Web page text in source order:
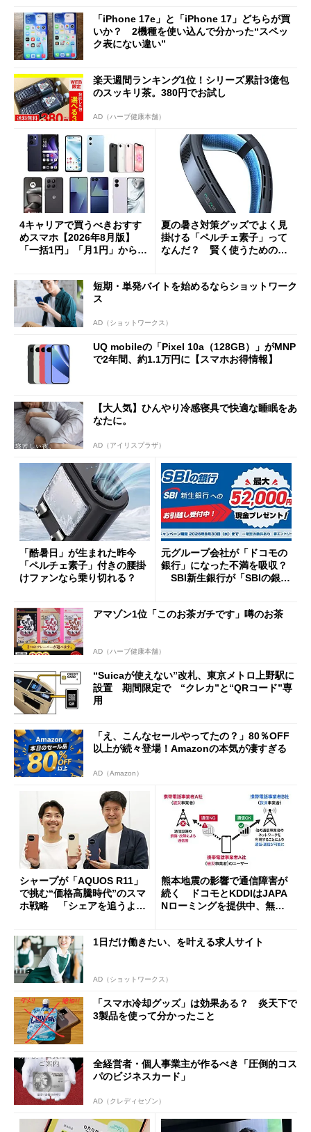
「iPhone 17e」と「iPhone 17」どちらが買
いか？ 2機種を使い込んで分かった“スペッ
ク表にない違い”
楽天週間ランキング1位！シリーズ累計3億包
のスッキリ茶。380円でお試し
AD（ハーブ健康本舗）
4キャリアで買うべきおすす
めスマホ【2026年8月版】
「一括1円」「月1円」からお
夏の暑さ対策グッズでよく見
掛ける「ペルチェ素子」って
なんだ？ 賢く使うための注
短期・単発バイトを始めるならショットワーク
ス
AD（ショットワークス）
UQ mobileの「Pixel 10a（128GB）」がMNP
で2年間、約1.1万円に【スマホお得情報】
【大人気】ひんやり冷感寝具で快適な睡眠をあ
なたに。
AD（アイリスプラザ）
「酷暑日」が生まれた昨今
「ペルチェ素子」付きの腰掛
けファンなら乗り切れる？
元グループ会社が「ドコモの
銀行」になった不満を吸収？
SBI新生銀行が「SBIの銀
開催
アマゾン1位「このお茶ガチです」噂のお茶
AD（ハーブ健康本舗）
“Suicaが使えない”改札、東京メトロ上野駅に
設置 期間限定で “クレカ”と“QRコード”専
用
「え、こんなセールやってたの？」80％OFF
以上が続々登場！Amazonの本気が凄すぎる
AD（Amazon）
シャープが「AQUOS R11」
で挑む“価格高騰時代”のスマ
ホ戦略 「シェアを追うより
熊本地震の影響で通信障害が
続く ドコモとKDDIはJAPA
Nローミングを提供中、無料
1日だけ働きたい、を叶える求人サイト
AD（ショットワークス）
「スマホ冷却グッズ」は効果ある？ 炎天下で
3製品を使って分かったこと
全経営者・個人事業主が作るべき「圧倒的コス
パのビジネスカード」
AD（クレディセゾン）